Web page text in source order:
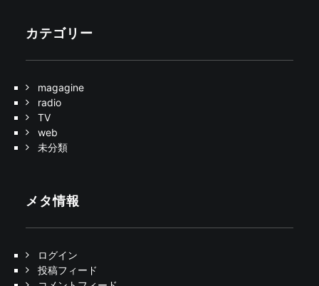
カテゴリー
magagine
radio
TV
web
未分類
メタ情報
ログイン
投稿フィード